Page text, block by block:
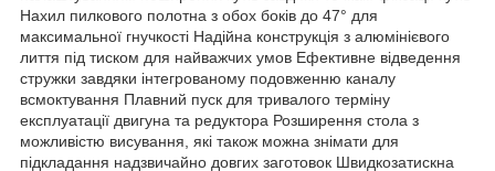
Нахил пилкового полотна з обох боків до 47° для
максимальної гнучкості Надійна конструкція з алюмінієвого
лиття під тиском для найважчих умов Ефективне відведення
стружки завдяки інтегрованому подовженню каналу
всмоктування Плавний пуск для тривалого терміну
експлуатації двигуна та редуктора Розширення стола з
можливістю висування, які також можна знімати для
підкладання надзвичайно довгих заготовок Швидкозатискна